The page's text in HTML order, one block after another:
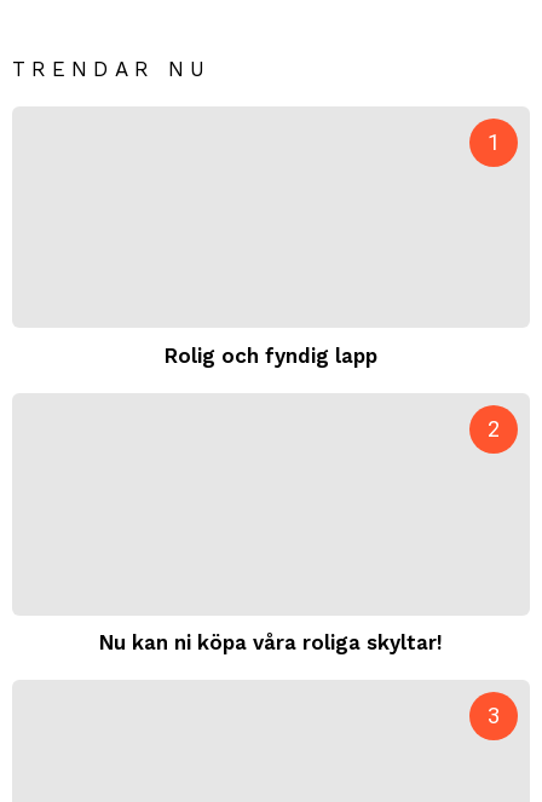
TRENDAR NU
Rolig och fyndig lapp
Nu kan ni köpa våra roliga skyltar!